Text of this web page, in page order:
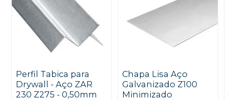
Perfil Tabica para
Drywall - Aço ZAR
230 Z275 - 0,50mm
Chapa Lisa Aço
Galvanizado Z100
Minimizado